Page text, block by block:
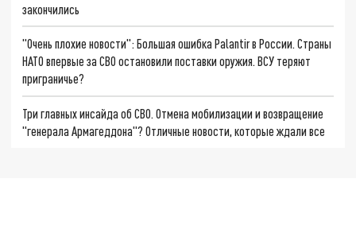
закончились
"Очень плохие новости": Большая ошибка Palantir в России. Страны
НАТО впервые за СВО остановили поставки оружия. ВСУ теряют
приграничье?
Три главных инсайда об СВО. Отмена мобилизации и возвращение
"генерала Армагеддона"? Отличные новости, которые ждали все